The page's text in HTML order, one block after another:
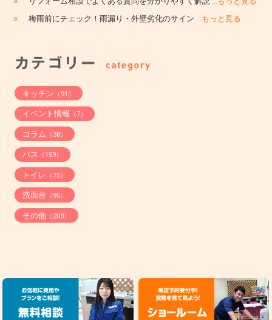
» 梅雨前にチェック！雨漏り・外壁劣化のサイン …もっと見る
キッチン （91）
イベント情報 （7）
コラム （38）
バス （159）
トイレ （75）
洗面台 （95）
その他（203）